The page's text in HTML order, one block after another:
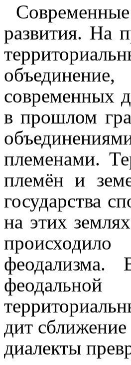
развития. На
современных
в прошлом
племе­на­ми.
племён и
государства
на этих
феодализ­ма.
феодальной
дит
диалекты